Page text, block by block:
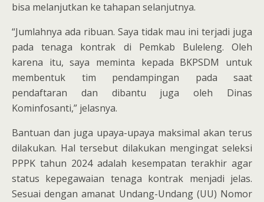
bisa melanjutkan ke tahapan selanjutnya.
“Jumlahnya ada ribuan. Saya tidak mau ini terjadi juga
pada tenaga kontrak di Pemkab Buleleng. Oleh
karena itu, saya meminta kepada BKPSDM untuk
membentuk tim pendampingan pada saat
pendaftaran dan dibantu juga oleh Dinas
Kominfosanti,” jelasnya.
Bantuan dan juga upaya-upaya maksimal akan terus
dilakukan. Hal tersebut dilakukan mengingat seleksi
PPPK tahun 2024 adalah kesempatan terakhir agar
status kepegawaian tenaga kontrak menjadi jelas.
Sesuai dengan amanat Undang-Undang (UU) Nomor